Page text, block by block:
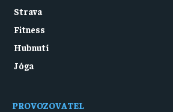
Strava
Fitness
Hubnutí
Jóga
PROVOZOVATEL